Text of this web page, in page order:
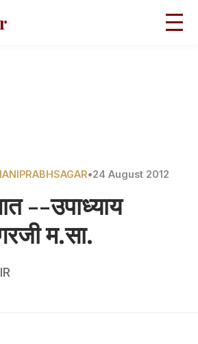
•24 August 2012
--उपाध्याय
म.सा.